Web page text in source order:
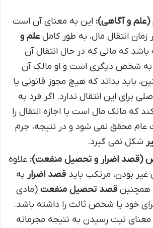
و آگاهی): این به معنای آن است
انتقال مال، به طور کاملعلم و
باشد که مالی که در حال انتقال آن
به شخص دیگری است و او مالک آن
باید بداند که هیچ مجوز قانونی یا
برای این انتقال ندارد. اگر فرد به
که مالک مال است یا اجازه انتقال را
عام محقق نمی شود و در نتیجه، جرم
شکل نمی گیرد.
(قصد اضرار و تحصیل منفعت): علاوه
غیر بودن، مرتکب باید قصد اضرار به
همچنین قصد تحصیل منفعت (مادی
خود یا شخص ثالث را داشته باشد.
نیت رسیدن به نتیجه مجرمانه